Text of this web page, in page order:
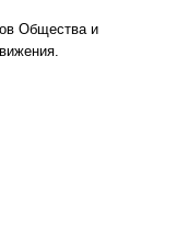
Общества и